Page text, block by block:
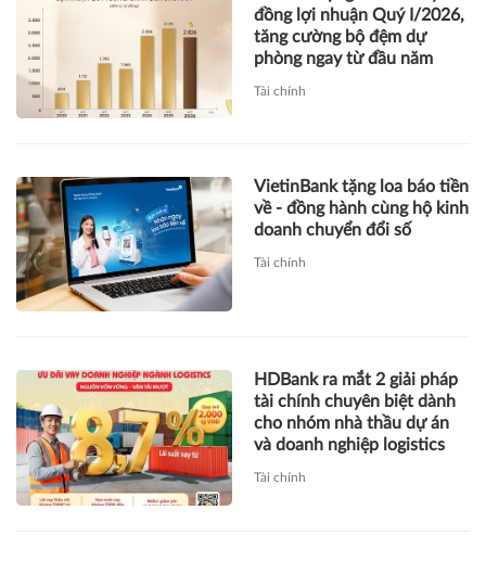
đồng lợi nhuận Quý I/2026,
tăng cường bộ đệm dự
phòng ngay từ đầu năm
Tài chính
VietinBank tặng loa báo tiền
về - đồng hành cùng hộ kinh
doanh chuyển đổi số
Tài chính
HDBank ra mắt 2 giải pháp
tài chính chuyên biệt dành
cho nhóm nhà thầu dự án
và doanh nghiệp logistics
Tài chính